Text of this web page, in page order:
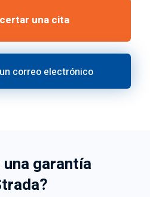
una cita
correo electrónico
garantía